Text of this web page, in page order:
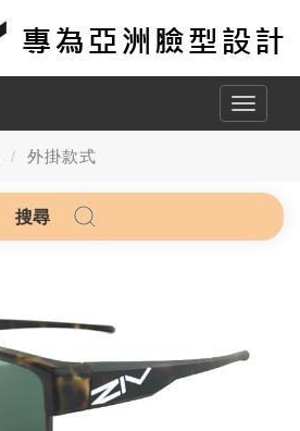
Toggle
外掛款式
搜尋